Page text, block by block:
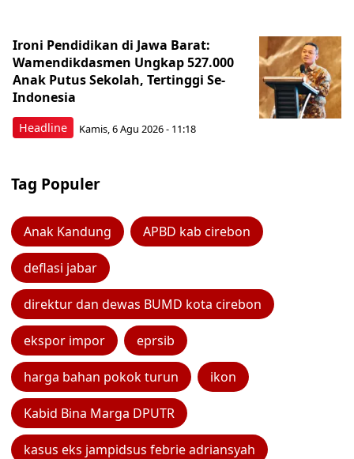
Headline
Ironi Pendidikan di Jawa Barat:
Wamendikdasmen Ungkap 527.000
Anak Putus Sekolah, Tertinggi Se-
Indonesia
Kamis, 6 Agu 2026 - 11:18
Tag Populer
Anak Kandung APBD kab cirebon
deflasi jabar
direktur dan dewas BUMD kota cirebon
ekspor impor eprsib
harga bahan pokok turun ikon
Kabid Bina Marga DPUTR
kasus eks jampidsus febrie adriansyah